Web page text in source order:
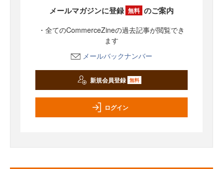
メールマガジンに登録 無料 のご案内
・全てのCommerceZineの過去記事が閲覧でき
ます
メールバックナンバー
新規会員登録 無料
ログイン